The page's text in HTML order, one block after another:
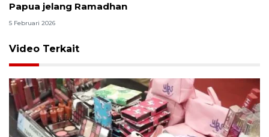
Papua jelang Ramadhan
5 Februari 2026
Video Terkait